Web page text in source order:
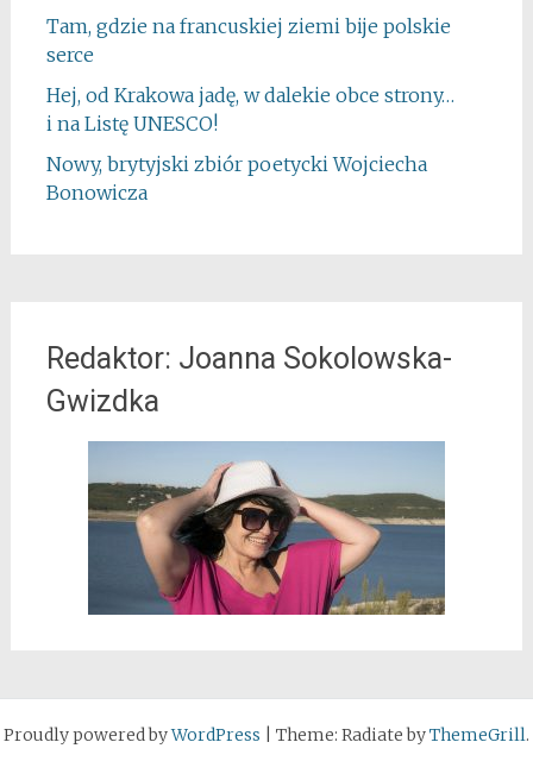
Tam, gdzie na francuskiej ziemi bije polskie
serce
Hej, od Krakowa jadę, w dalekie obce strony…
i na Listę UNESCO!
Nowy, brytyjski zbiór poetycki Wojciecha
Bonowicza
Redaktor: Joanna Sokolowska-
Gwizdka
Proudly powered byWordPress Theme: Radiate byThemeGrill.